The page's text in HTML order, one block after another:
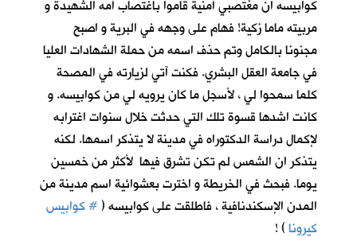
كوابيسه ان مغتصبي أمنية قاموا باغتصاب أمه الشهيدة و
مربيته ماما زكية! فهام على وجهه في البرية و اصبح
مجنونا بالكامل وتم حذف اسمه من حملة الشهادات العليا
في جامعة العقل البشري. فكنت آتي لزيارته في المصحة
كلما سمحوا لي ، لأسجل ما كان يرويه لي من كوابيسه. و
كانت اشدها قسوة تلك التي حدثت خلال سنوات اغترابه
لإكمال دراسة الدكتوراه في مدينة لا يتذكر اسمها. لكنه
يتذكر ان الشمس لم تكن تشرق فيها لأكثر من خمسين
يوما. فبحث في الخريطة و اخترت بعشوائية اسم مدينة من
المدن الإسكندنافية ، فاطلقت على كوابيسه (# كوابيس
كيرونا) !